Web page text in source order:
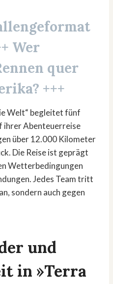
Wer
quer
+++
Welt“ begleitet fünf
ihrer Abenteuerreise
über 12.000 Kilometer
Die Reise ist geprägt
Wetterbedingungen
Jedes Team tritt
sondern auch gegen
und
in »Terra